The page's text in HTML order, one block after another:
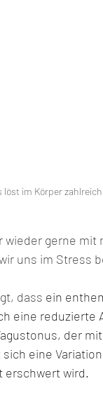
löst im Körper
wieder gerne
uns im Stress
dass ein
eine
der
eine
erschwert wird.